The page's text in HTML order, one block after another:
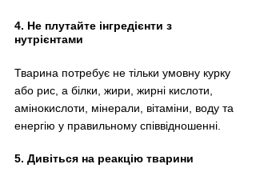
4. Не плутайте інгредієнти з
нутрієнтами
Тварина потребує не тільки умовну курку
або рис, а білки, жири, жирні кислоти,
амінокислоти, мінерали, вітаміни, воду та
енергію у правильному співвідношенні.
5. Дивіться на реакцію тварини